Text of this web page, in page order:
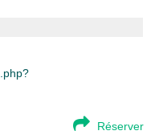
Réserver